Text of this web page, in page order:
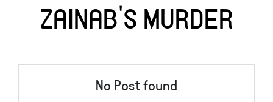
ZAINAB’S MURDER
No Post found